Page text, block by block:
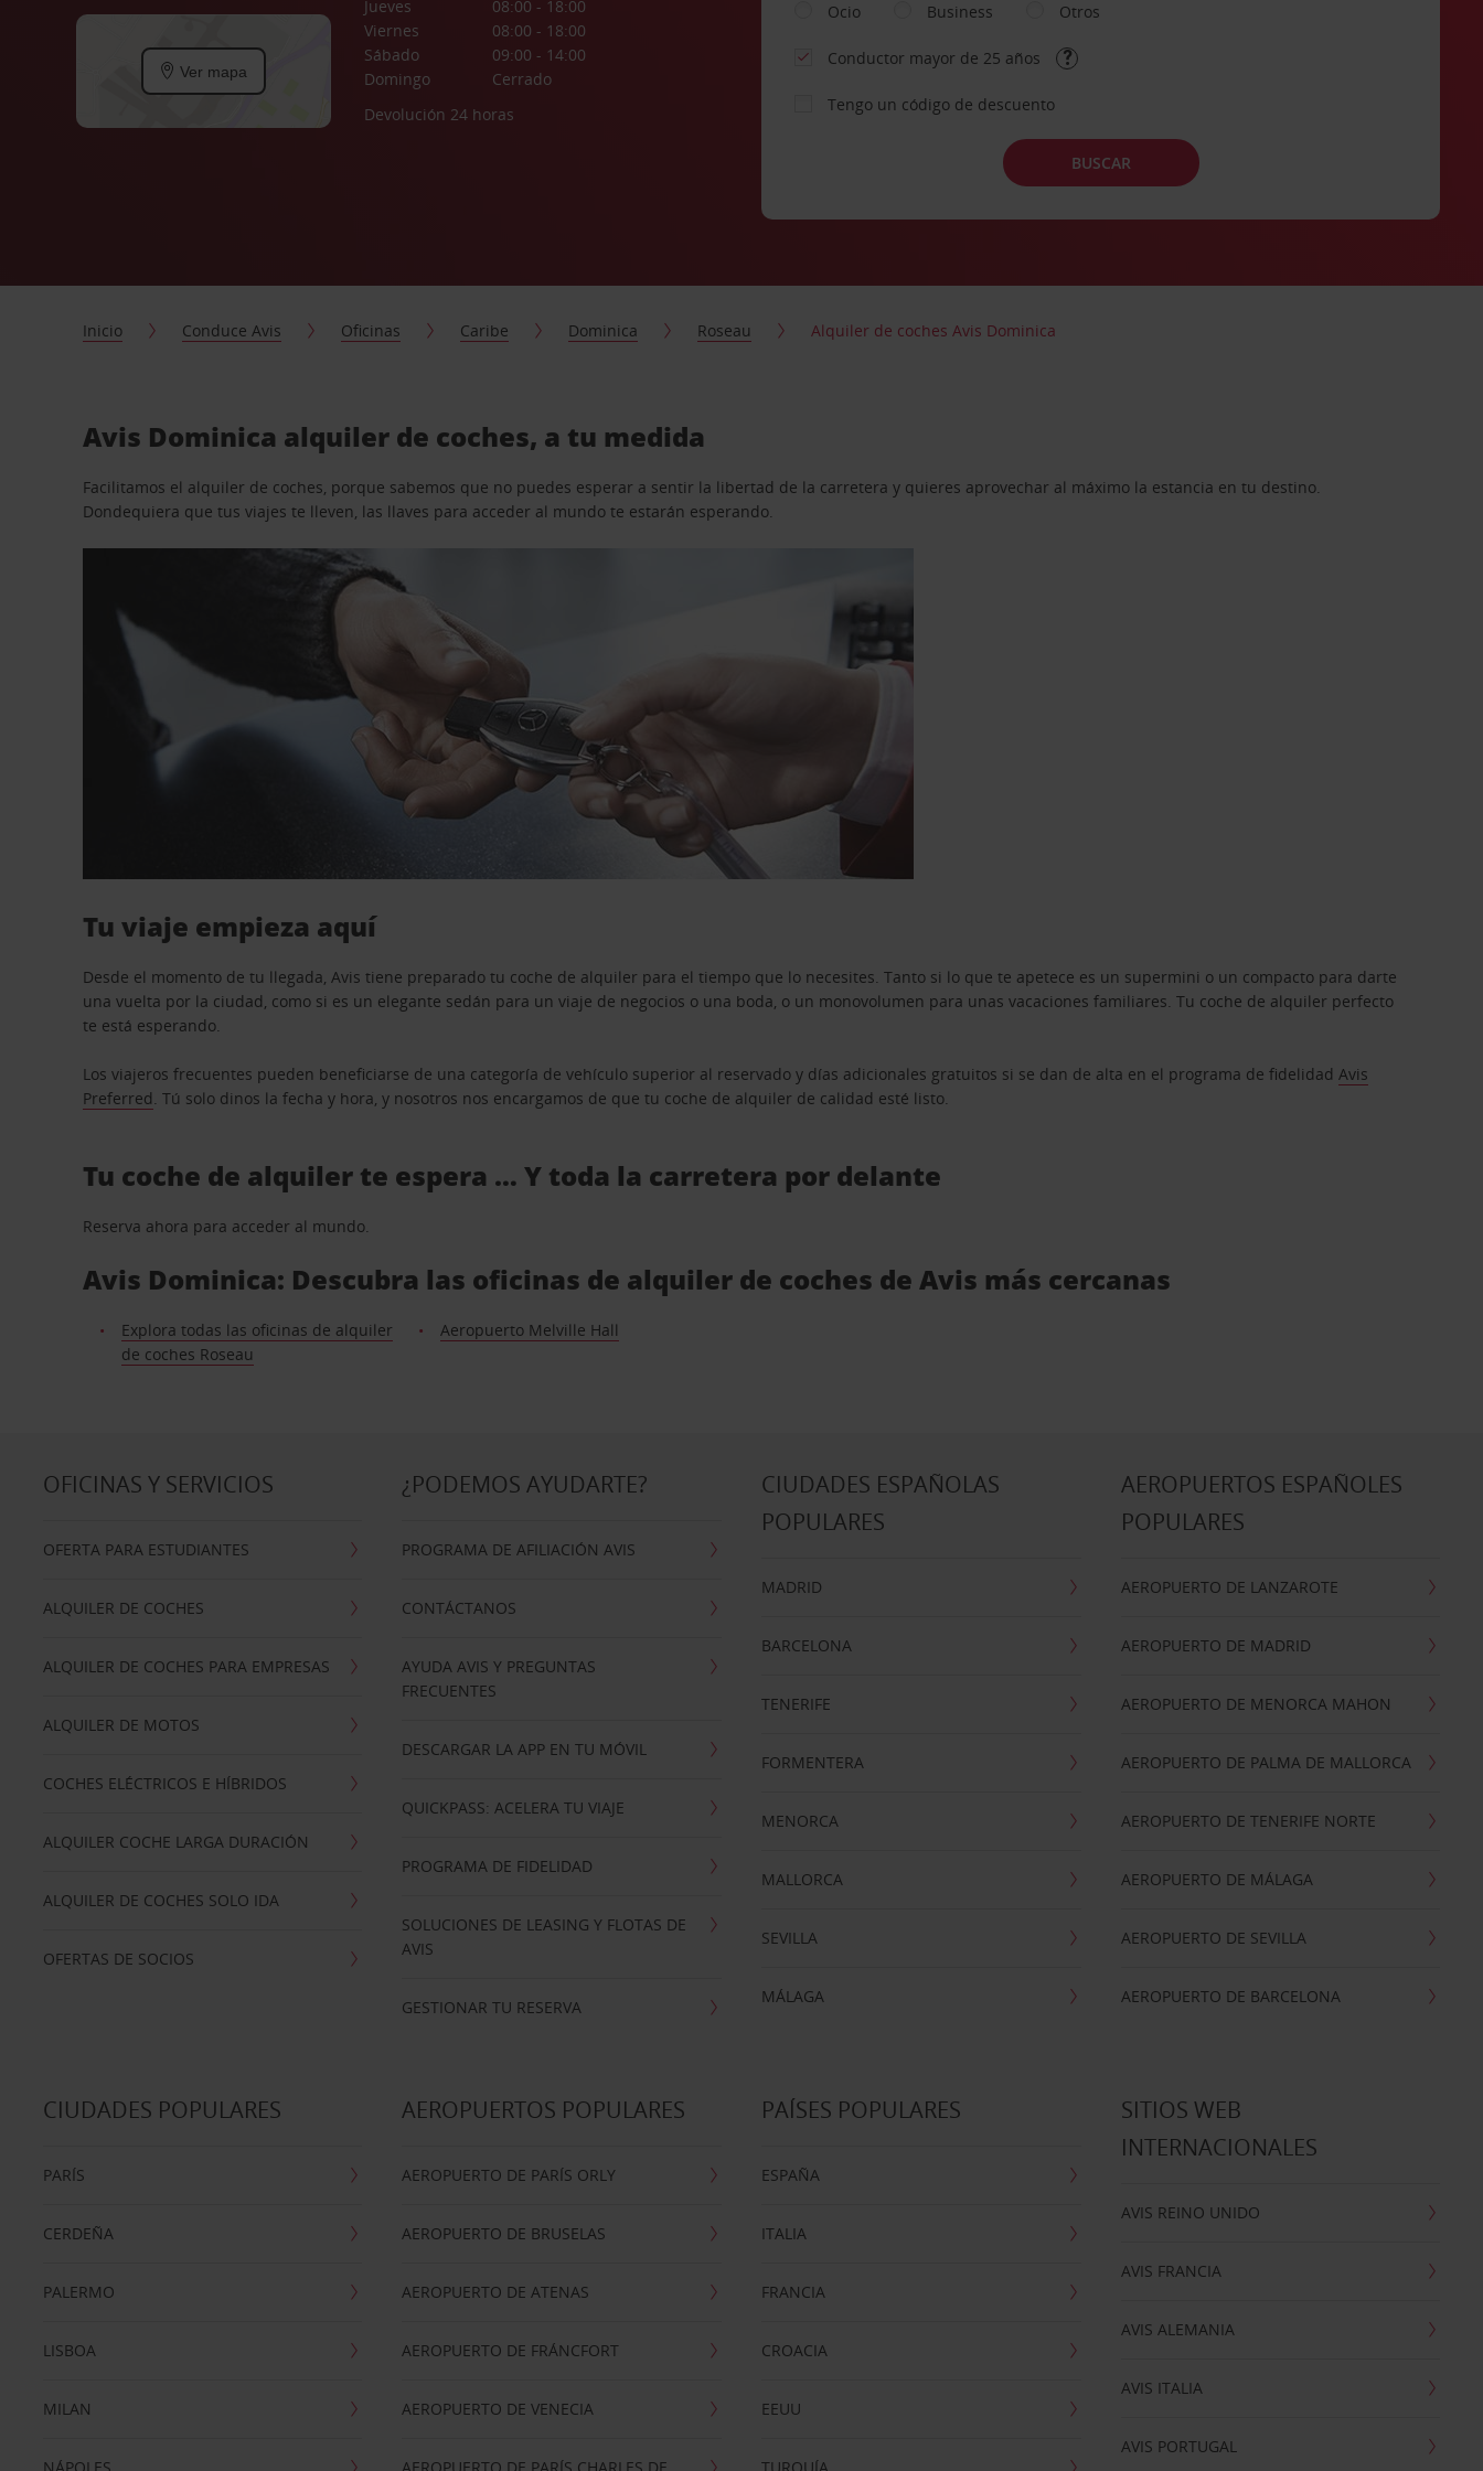
Ver mapa
Jueves
08:00 - 18:00
Viernes
08:00 - 18:00
Sábado
09:00 - 14:00
Domingo
Cerrado
Devolución 24 horas
Ocio
Business Otros
Conductor mayor de 25 años
Tengo un código de descuento
BUSCAR
Inicio Conduce Avis Oficinas Caribe Dominica Roseau Alquiler de coches Avis Dominica
Avis Dominica alquiler de coches, a tu medida
Facilitamos el alquiler de coches, porque sabemos que no puedes esperar a sentir la libertad de la carretera y quieres aprovechar al máximo la estancia en tu destino.
Dondequiera que tus viajes te lleven, las llaves para acceder al mundo te estarán esperando.
Tu viaje empieza aquí
Desde el momento de tu llegada, Avis tiene preparado tu coche de alquiler para el tiempo que lo necesites. Tanto si lo que te apetece es un supermini o un compacto para darte
una vuelta por la ciudad, como si es un elegante sedán para un viaje de negocios o una boda, o un monovolumen para unas vacaciones familiares. Tu coche de alquiler perfecto
te está esperando.
Los viajeros frecuentes pueden beneficiarse de una categoría de vehículo superior al reservado y días adicionales gratuitos si se dan de alta en el programa de fidelidadAvis
Preferred. Tú solo dinos la fecha y hora, y nosotros nos encargamos de que tu coche de alquiler de calidad esté listo.
Tu coche de alquiler te espera … Y toda la carretera por delante
Reserva ahora para acceder al mundo.
Avis Dominica: Descubra las oficinas de alquiler de coches de Avis más cercanas
Explora todas las oficinas de alquiler
de coches Roseau
Aeropuerto Melville Hall
OFICINAS Y SERVICIOS
OFERTA PARA ESTUDIANTES
ALQUILER DE COCHES
ALQUILER DE COCHES PARA EMPRESAS
ALQUILER DE MOTOS
COCHES ELÉCTRICOS E HÍBRIDOS
ALQUILER COCHE LARGA DURACIÓN
ALQUILER DE COCHES SOLO IDA
OFERTAS DE SOCIOS
¿PODEMOS AYUDARTE?
PROGRAMA DE AFILIACIÓN AVIS
CONTÁCTANOS
AYUDA AVIS Y PREGUNTAS
FRECUENTES
DESCARGAR LA APP EN TU MÓVIL
QUICKPASS: ACELERA TU VIAJE
PROGRAMA DE FIDELIDAD
SOLUCIONES DE LEASING Y FLOTAS DE
AVIS
GESTIONAR TU RESERVA
CIUDADES ESPAÑOLAS
POPULARES
MADRID
BARCELONA
TENERIFE
FORMENTERA
MENORCA
MALLORCA
SEVILLA
MÁLAGA
AEROPUERTOS ESPAÑOLES
POPULARES
AEROPUERTO DE LANZAROTE
AEROPUERTO DE MADRID
AEROPUERTO DE MENORCA MAHON
AEROPUERTO DE PALMA DE MALLORCA
AEROPUERTO DE TENERIFE NORTE
AEROPUERTO DE MÁLAGA
AEROPUERTO DE SEVILLA
AEROPUERTO DE BARCELONA
CIUDADES POPULARES
PARÍS
CERDEÑA
PALERMO
LISBOA
MILAN
AEROPUERTOS POPULARES
AEROPUERTO DE PARÍS ORLY
AEROPUERTO DE BRUSELAS
AEROPUERTO DE ATENAS
AEROPUERTO DE FRÁNCFORT
AEROPUERTO DE VENECIA
PAÍSES POPULARES
ESPAÑA
ITALIA
FRANCIA
CROACIA
EEUU
SITIOS WEB
INTERNACIONALES
AVIS REINO UNIDO
AVIS FRANCIA
AVIS ALEMANIA
AVIS ITALIA
AVIS PORTUGAL